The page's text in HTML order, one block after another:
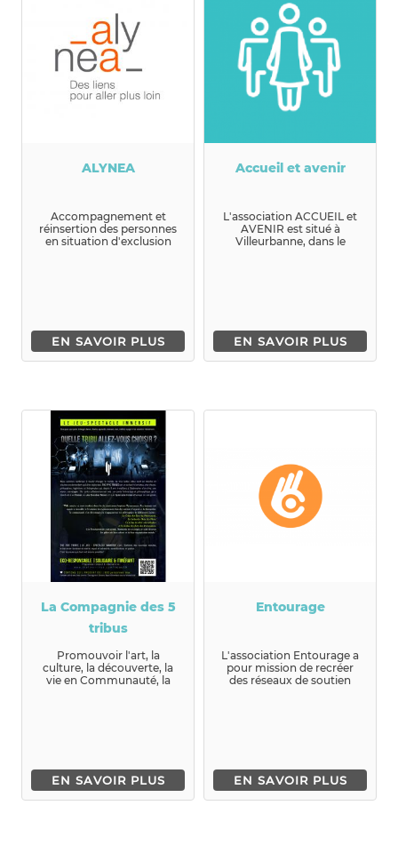
ALYNEA
Accompagnement et
réinsertion des personnes
en situation d'exclusion
EN SAVOIR PLUS
Accueil et avenir
L'association ACCUEIL et
AVENIR est situé à
Villeurbanne, dans le
EN SAVOIR PLUS
La Compagnie des 5
tribus
Promouvoir l'art, la
culture, la découverte, la
vie en Communauté, la
EN SAVOIR PLUS
Entourage
L'association Entourage a
pour mission de recréer
des réseaux de soutien
EN SAVOIR PLUS